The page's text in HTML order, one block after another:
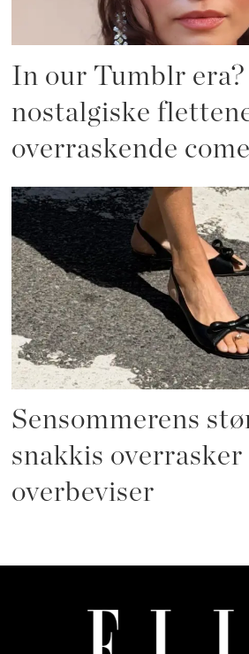
In our Tumblr era?
nostalgiske
overraskende
Sensommerens
snakkis overrasker
overbeviser